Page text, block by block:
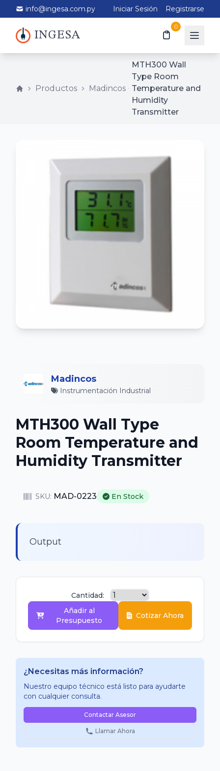
info@ingesa.com.py Iniciar Sesión Registrarse
INGESA
0
Productos Madincos
MTH300 Wall
Type Room
Temperature and
Humidity
Transmitter
Madincos
Instrumentación Industrial
MTH300 Wall Type
Room Temperature and
Humidity Transmitter
SKU: MAD-0223 En Stock
Output
Cantidad:
Añadir al
Presupuesto
Cotizar Ahora
¿Necesitas más información?
Nuestro equipo técnico está listo para ayudarte
con cualquier consulta.
Contactar Asesor
Llamar Ahora